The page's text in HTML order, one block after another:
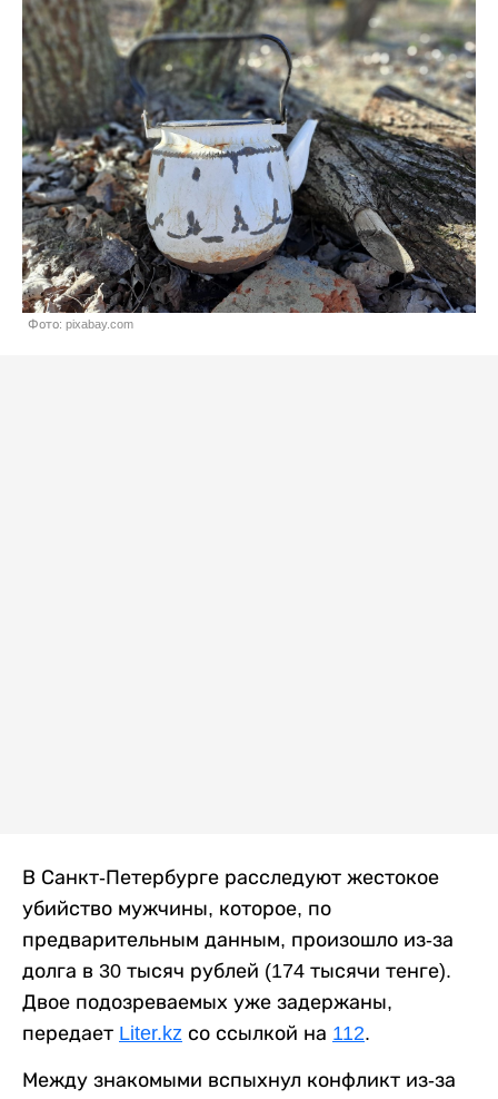
Фото: pixabay.com
В Санкт-Петербурге расследуют жестокое
убийство мужчины, которое, по
предварительным данным, произошло из-за
долга в 30 тысяч рублей (174 тысячи тенге).
Двое подозреваемых уже задержаны,
передает Liter.kz со ссылкой на 112.
Между знакомыми вспыхнул конфликт из-за